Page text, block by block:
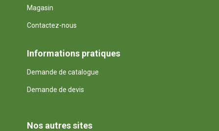
Magasin
Contactez-nous
Informations pratiques
Demande de catalogue
Demande de devis
Nos autres sites